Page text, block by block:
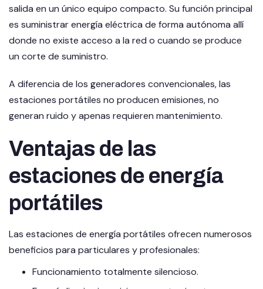
salida en un único equipo compacto. Su función principal
es suministrar energía eléctrica de forma autónoma allí
donde no existe acceso a la red o cuando se produce
un corte de suministro.
A diferencia de los generadores convencionales, las
estaciones portátiles no producen emisiones, no
generan ruido y apenas requieren mantenimiento.
Ventajas de las
estaciones de energía
portátiles
Las estaciones de energía portátiles ofrecen numerosos
beneficios para particulares y profesionales:
Funcionamiento totalmente silencioso.